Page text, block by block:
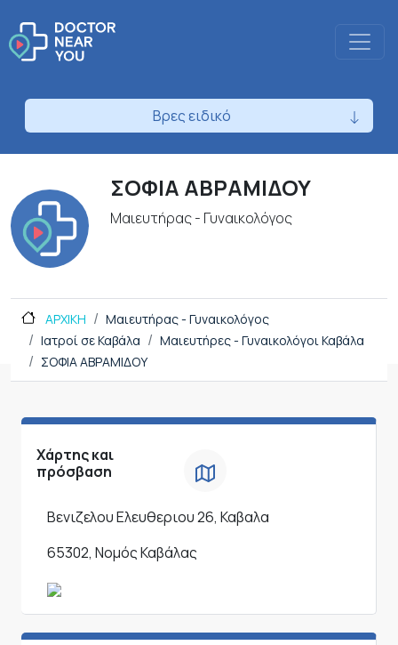
Βρες ειδικό
ΣΟΦΙΑ ΑΒΡΑΜΙΔΟΥ
Μαιευτήρας - Γυναικολόγος
ΑΡΧΙΚΗ
Μαιευτήρας - Γυναικολόγος
Ιατροί σε Καβάλα
Μαιευτήρες - Γυναικολόγοι Καβάλα
ΣΟΦΙΑ ΑΒΡΑΜΙΔΟΥ
Χάρτης και
πρόσβαση
Βενιζελου Ελευθεριου 26, Καβαλα
65302, Νομός Καβάλας